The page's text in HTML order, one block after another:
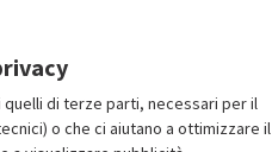
QLED
di terze parti, necessari per il
o che ci aiutano a ottimizzare il